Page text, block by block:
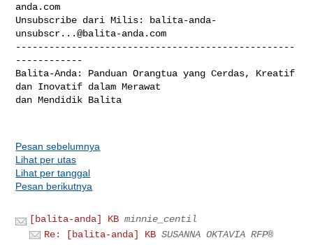
anda.com
Unsubscribe dari Milis:
balita-anda-
unsubscr...@balita-anda.com
--------------------------------------------------
------------
Balita-Anda: Panduan Orangtua yang Cerdas, Kreatif
dan Inovatif dalam Merawat
dan Mendidik Balita
Pesan sebelumnya
Lihat per utas
Lihat per tanggal
Pesan berikutnya
[balita-anda] KB minnie_centil
Re: [balita-anda] KB SUSANNA OKTAVIA RFP®